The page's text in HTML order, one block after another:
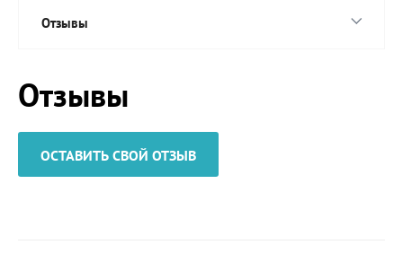
Отзывы
Отзывы
ОСТАВИТЬ СВОЙ ОТЗЫВ